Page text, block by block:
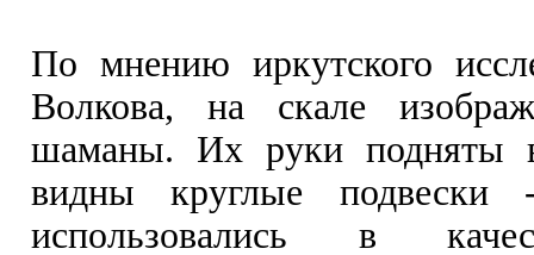
По мнению иркутского
Волкова, на скале
шаманы. Их руки подняты
видны круглые подвески
использовались в